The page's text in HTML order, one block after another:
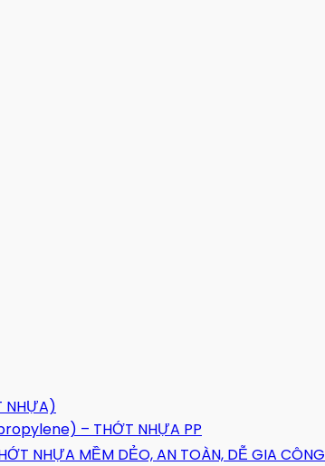
NHỰA)
– THỚT NHỰA PP
NHỰA MỀM DẺO, AN TOÀN, DỄ GIA CÔNG